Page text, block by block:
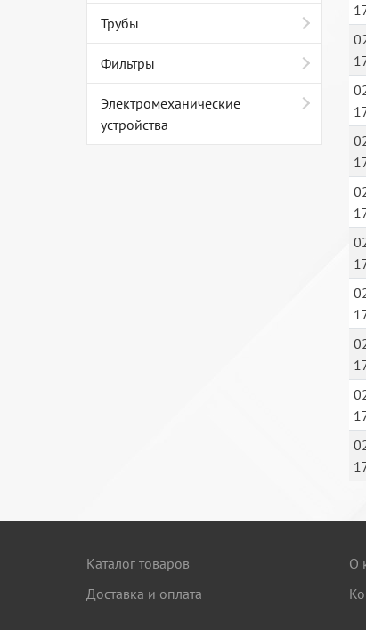
Трубы
Фильтры
Электромеханические
устройства
Каталог товаров
Доставка и оплата
О